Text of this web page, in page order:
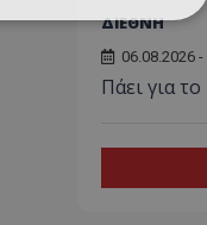
ΔΙΕΘΝΗ
06.08.2026
Πάει για